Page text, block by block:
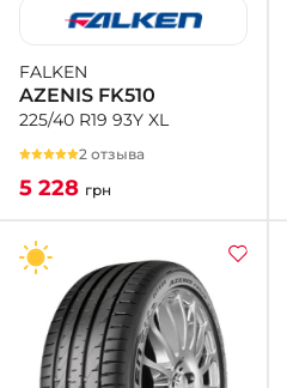
FALKEN
AZENIS FK510
225/40 R19 93Y XL
2 отзыва
5 228 грн